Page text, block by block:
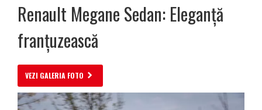
Renault Megane Sedan: Eleganță
franțuzească
VEZI GALERIA FOTO